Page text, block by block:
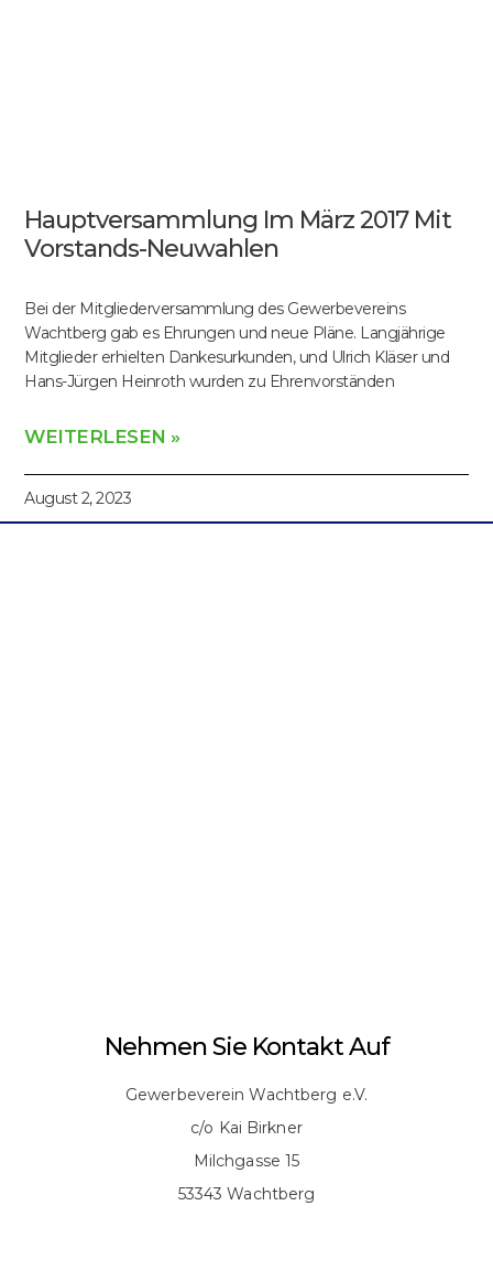
Hauptversammlung Im März 2017 Mit
Vorstands-Neuwahlen
Bei der Mitgliederversammlung des Gewerbevereins
Wachtberg gab es Ehrungen und neue Pläne. Langjährige
Mitglieder erhielten Dankesurkunden, und Ulrich Kläser und
Hans-Jürgen Heinroth wurden zu Ehrenvorständen
WEITERLESEN »
August 2, 2023
Nehmen Sie Kontakt Auf
Gewerbeverein Wachtberg e.V.
c/o Kai Birkner
Milchgasse 15
53343 Wachtberg